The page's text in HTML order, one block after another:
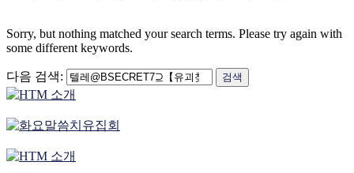
Sorry, but nothing matched your search terms. Please try again with
some different keywords.
다음 검색: